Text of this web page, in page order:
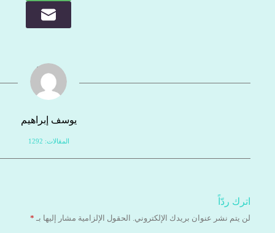
يوسف إبراهيم
المقالات: 1292
اترك ردّاً
لن يتم نشر عنوان بريدك الإلكتروني. الحقول الإلزامية مشار إليها بـ *